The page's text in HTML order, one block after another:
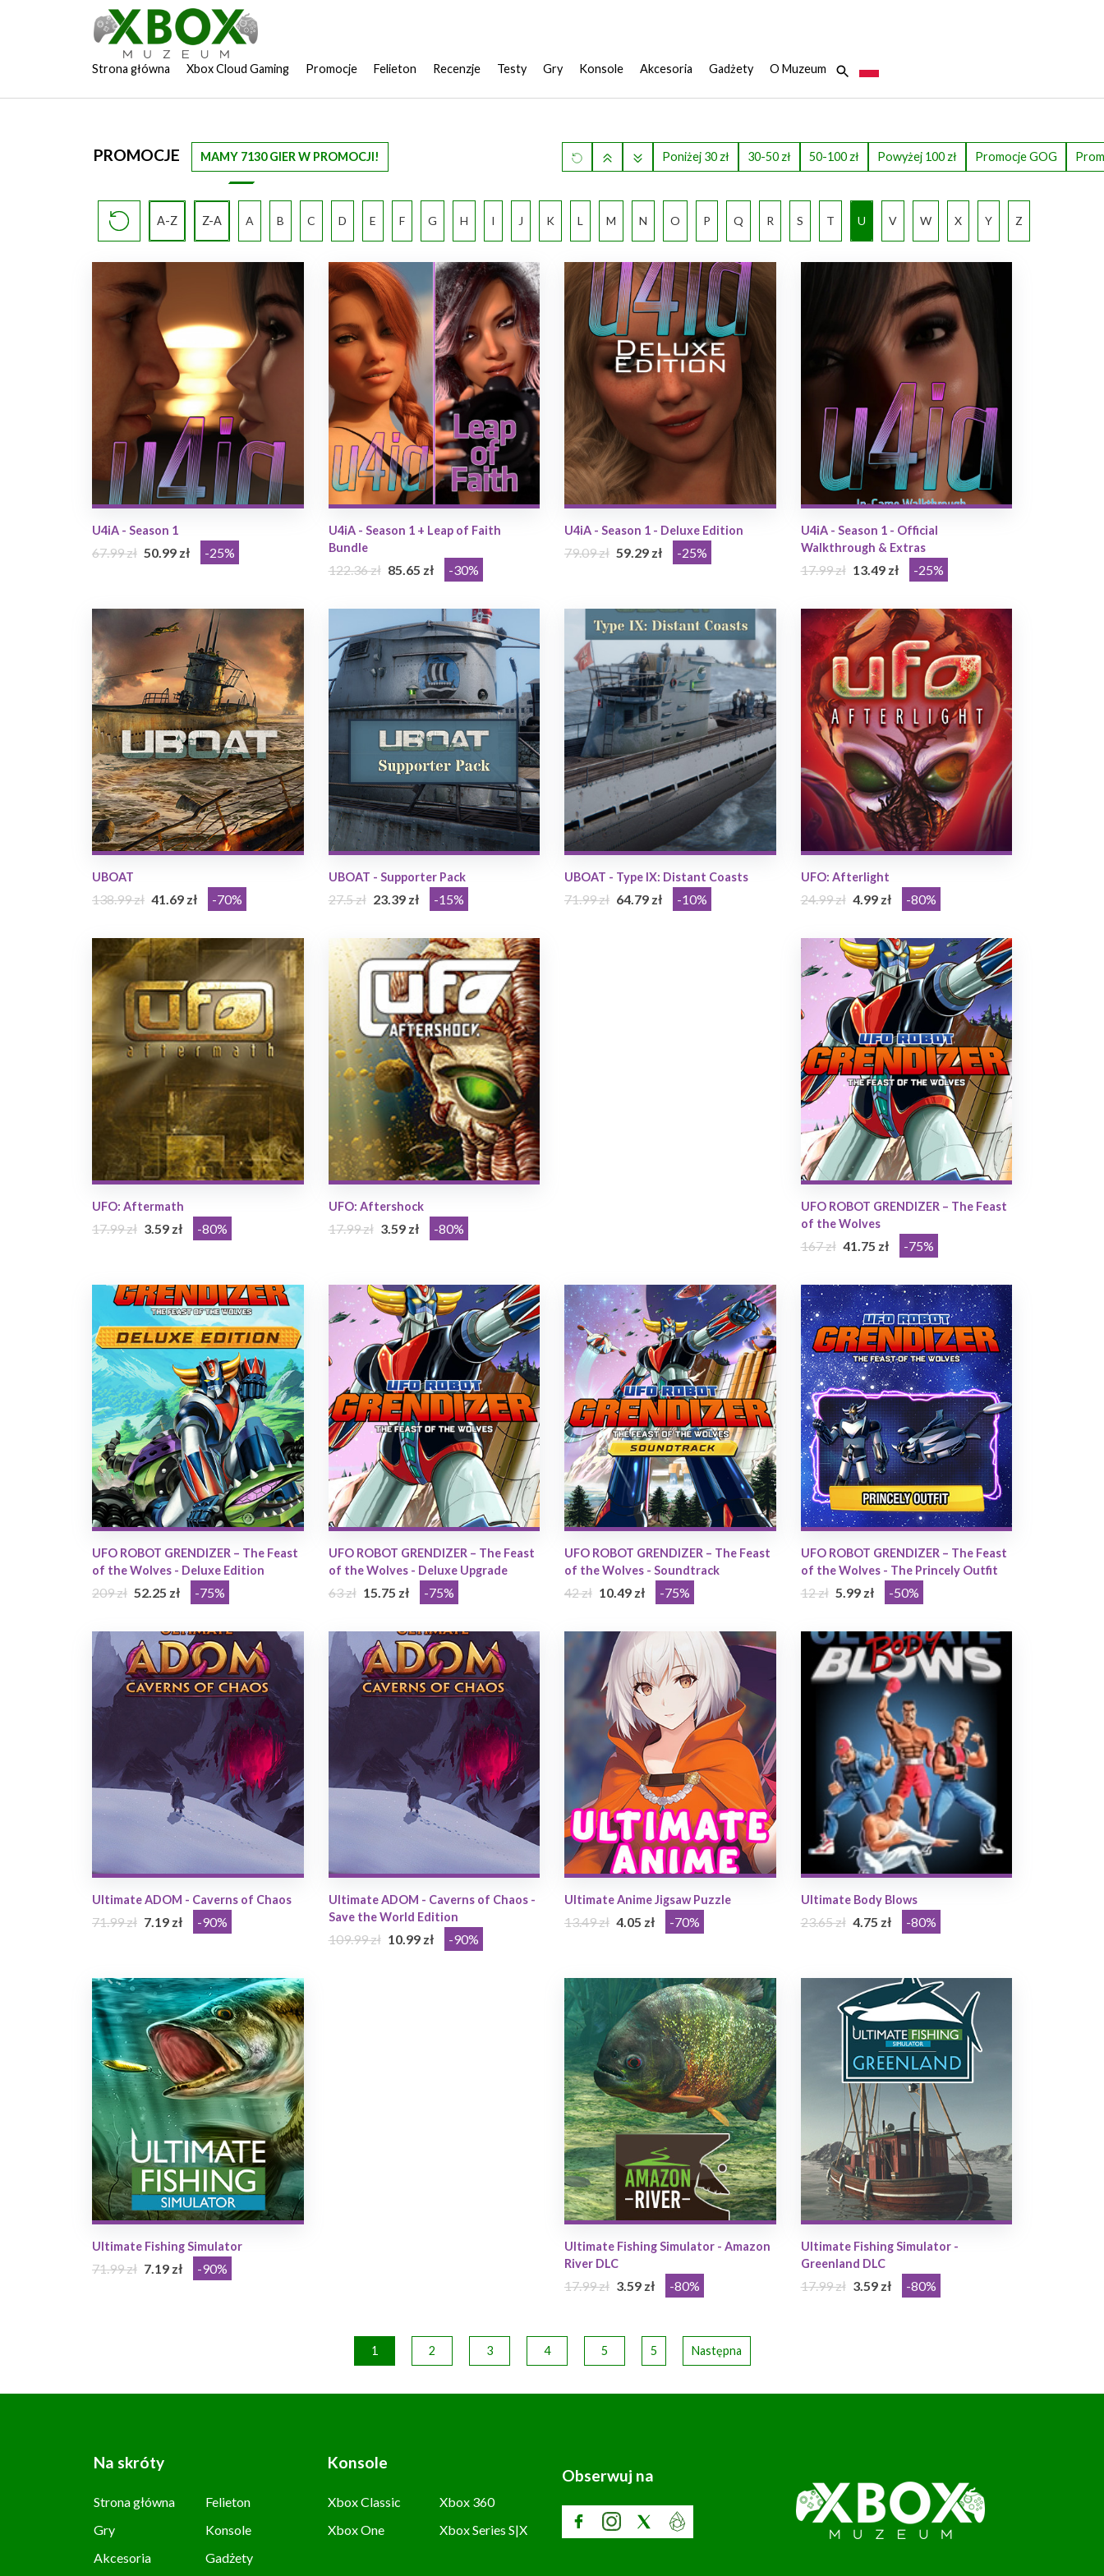
Strona główna Xbox Cloud Gaming Promocje Felieton Recenzje Testy Gry Konsole Akcesoria Gadżety O Muzeum
PROMOCJE MAMY 7130 GIER W PROMOCJI! Poniżej 30 zł 30-50 zł 50-100 zł Powyżej 100 zł Promocje GOG
A-Z Z-A A B C D E F G H I J K L M N O P Q R S T U V W X Y Z
U4iA - Season 1
67.99 zł 50.99 zł -25%
U4iA - Season 1 + Leap of Faith
Bundle
122.36 zł 85.65 zł -30%
U4iA - Season 1 - Deluxe Edition
79.09 zł 59.29 zł -25%
U4iA - Season 1 - Official
Walkthrough & Extras
17.99 zł 13.49 zł -25%
UBOAT
138.99 zł 41.69 zł -70%
UBOAT - Supporter Pack
27.5 zł 23.39 zł -15%
UBOAT - Type IX: Distant Coasts
71.99 zł 64.79 zł -10%
UFO: Afterlight
24.99 zł 4.99 zł -80%
UFO: Aftermath
17.99 zł 3.59 zł -80%
UFO: Aftershock
17.99 zł 3.59 zł -80%
UFO ROBOT GRENDIZER – The Feast
of the Wolves
167 zł 41.75 zł -75%
UFO ROBOT GRENDIZER – The Feast
of the Wolves - Deluxe Edition
209 zł 52.25 zł -75%
UFO ROBOT GRENDIZER – The Feast
of the Wolves - Deluxe Upgrade
63 zł 15.75 zł -75%
UFO ROBOT GRENDIZER – The Feast
of the Wolves - Soundtrack
42 zł 10.49 zł -75%
UFO ROBOT GRENDIZER – The Feast
of the Wolves - The Princely Outfit
12 zł 5.99 zł -50%
Ultimate ADOM - Caverns of Chaos
71.99 zł 7.19 zł -90%
Ultimate ADOM - Caverns of Chaos -
Save the World Edition
109.99 zł 10.99 zł -90%
Ultimate Anime Jigsaw Puzzle
13.49 zł 4.05 zł -70%
Ultimate Body Blows
23.65 zł 4.75 zł -80%
Ultimate Fishing Simulator
71.99 zł 7.19 zł -90%
Ultimate Fishing Simulator - Amazon
River DLC
17.99 zł 3.59 zł -80%
Ultimate Fishing Simulator -
Greenland DLC
17.99 zł 3.59 zł -80%
1 2 3 4 5 5 Następna
Na skróty
Strona główna
Felieton
Gry
Konsole
Akcesoria
Gadżety
Konsole
Xbox Classic
Xbox 360
Xbox One
Xbox Series S|X
Obserwuj na